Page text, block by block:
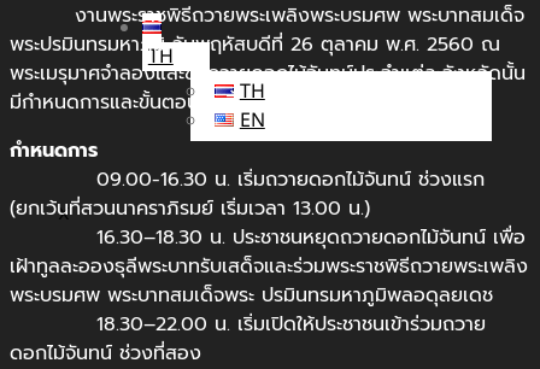
TH
TH
EN
X
งานพระราชพิธีถวายพระเพลิงพระบรมศพ พระบาทสมเด็จ
พระปรมินทรมหาภูมิ วันพฤหัสบดีที่ 26 ตุลาคม พ.ศ. 2560 ณ
พระเมรุมาศจำลองและซุ้มถวายดอกไม้จันทน์ประจำแต่ละจังหวัดนั้น
มีกำหนดการและขั้นตอนดังนี้
กำหนดการ
09.00-16.30 น. เริ่มถวายดอกไม้จันทน์ ช่วงแรก
(ยกเว้นที่สวนนาคราภิรมย์ เริ่มเวลา 13.00 น.)
16.30–18.30 น. ประชาชนหยุดถวายดอกไม้จันทน์ เพื่อ
เฝ้าทูลละอองธุลีพระบาทรับเสด็จและร่วมพระราชพิธีถวายพระเพลิง
พระบรมศพ พระบาทสมเด็จพระ ปรมินทรมหาภูมิพลอดุลยเดช
18.30–22.00 น. เริ่มเปิดให้ประชาชนเข้าร่วมถวาย
ดอกไม้จันทน์ ช่วงที่สอง